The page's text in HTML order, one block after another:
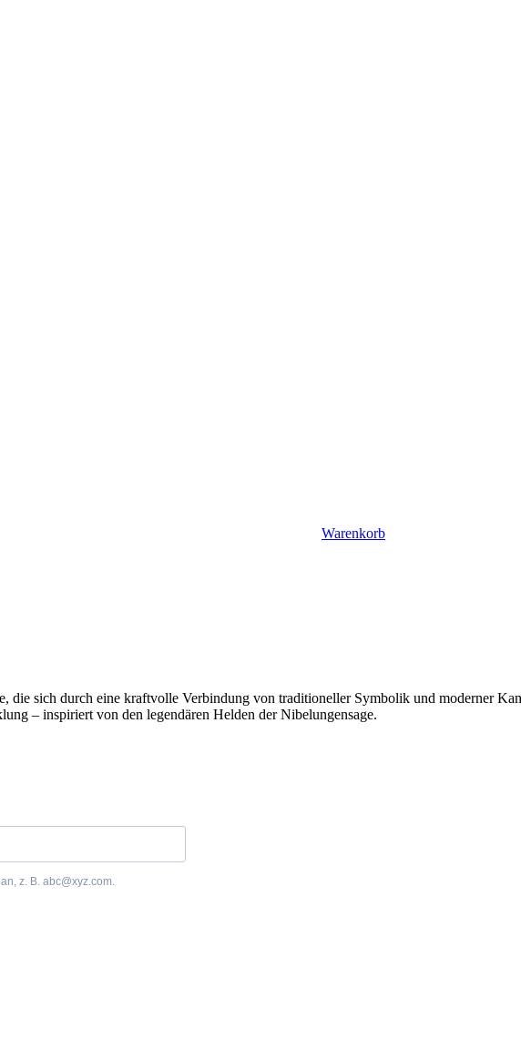
Warenkorb
die sich durch eine kraftvolle Verbindung von traditioneller Symbolik und moderner
– inspiriert von den legendären Helden der Nibelungensage.